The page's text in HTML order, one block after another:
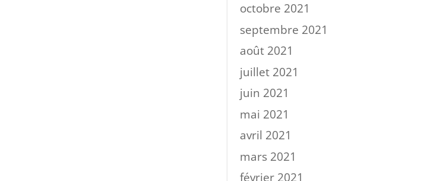
octobre 2021
septembre 2021
août 2021
juillet 2021
juin 2021
mai 2021
avril 2021
mars 2021
février 2021